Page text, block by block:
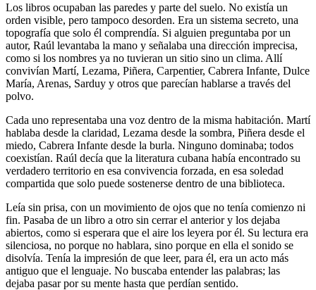
Los libros ocupaban las paredes y parte del suelo. No existía un
orden visible, pero tampoco desorden. Era un sistema secreto, una
topografía que solo él comprendía. Si alguien preguntaba por un
autor, Raúl levantaba la mano y señalaba una dirección imprecisa,
como si los nombres ya no tuvieran un sitio sino un clima. Allí
convivían Martí, Lezama, Piñera, Carpentier, Cabrera Infante, Dulce
María, Arenas, Sarduy y otros que parecían hablarse a través del
polvo.
Cada uno representaba una voz dentro de la misma habitación. Martí
hablaba desde la claridad, Lezama desde la sombra, Piñera desde el
miedo, Cabrera Infante desde la burla. Ninguno dominaba; todos
coexistían. Raúl decía que la literatura cubana había encontrado su
verdadero territorio en esa convivencia forzada, en esa soledad
compartida que solo puede sostenerse dentro de una biblioteca.
Leía sin prisa, con un movimiento de ojos que no tenía comienzo ni
fin. Pasaba de un libro a otro sin cerrar el anterior y los dejaba
abiertos, como si esperara que el aire los leyera por él. Su lectura era
silenciosa, no porque no hablara, sino porque en ella el sonido se
disolvía. Tenía la impresión de que leer, para él, era un acto más
antiguo que el lenguaje. No buscaba entender las palabras; las
dejaba pasar por su mente hasta que perdían sentido.